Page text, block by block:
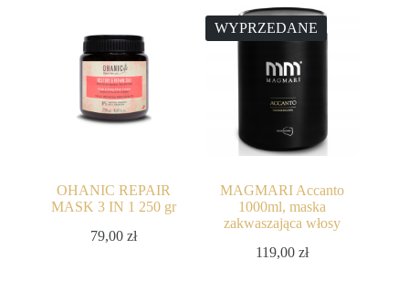
OHANIC REPAIR
MASK 3 IN 1 250 gr
79,00zł
WYPRZEDANE
MAGMARI Accanto
1000ml, maska
zakwaszająca włosy
119,00zł